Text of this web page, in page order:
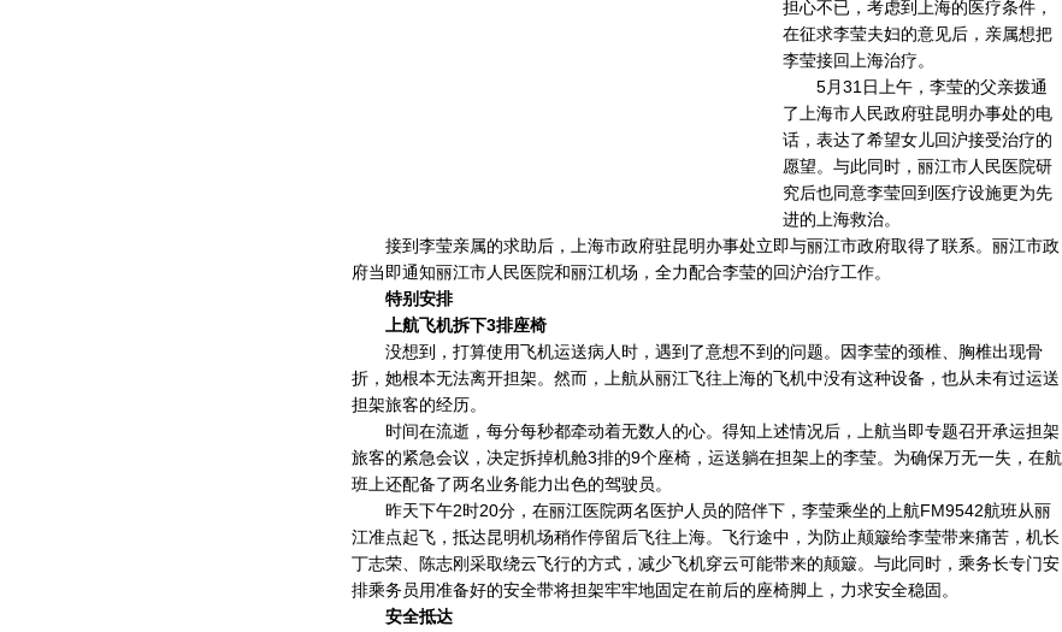
担心不已，考虑到上海的医疗条件，
在征求李莹夫妇的意见后，亲属想把
李莹接回上海治疗。
5月31日上午，李莹的父亲拨通
了上海市人民政府驻昆明办事处的电
话，表达了希望女儿回沪接受治疗的
愿望。与此同时，丽江市人民医院研
究后也同意李莹回到医疗设施更为先
进的上海救治。
接到李莹亲属的求助后，上海市政府驻昆明办事处立即与丽江市政府取得了联系。丽江市政
府当即通知丽江市人民医院和丽江机场，全力配合李莹的回沪治疗工作。
特别安排
上航飞机拆下3排座椅
没想到，打算使用飞机运送病人时，遇到了意想不到的问题。因李莹的颈椎、胸椎出现骨
折，她根本无法离开担架。然而，上航从丽江飞往上海的飞机中没有这种设备，也从未有过运送
担架旅客的经历。
时间在流逝，每分每秒都牵动着无数人的心。得知上述情况后，上航当即专题召开承运担架
旅客的紧急会议，决定拆掉机舱3排的9个座椅，运送躺在担架上的李莹。为确保万无一失，在航
班上还配备了两名业务能力出色的驾驶员。
昨天下午2时20分，在丽江医院两名医护人员的陪伴下，李莹乘坐的上航FM9542航班从丽
江准点起飞，抵达昆明机场稍作停留后飞往上海。飞行途中，为防止颠簸给李莹带来痛苦，机长
丁志荣、陈志刚采取绕云飞行的方式，减少飞机穿云可能带来的颠簸。与此同时，乘务长专门安
排乘务员用准备好的安全带将担架牢牢地固定在前后的座椅脚上，力求安全稳固。
安全抵达